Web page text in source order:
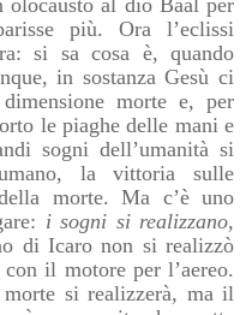
più. Ora l’eclissi
si sa cosa è, quando
in sostanza Gesù ci
morte e, per
le piaghe delle mani e
sogni dell’umanità si
la vittoria sulle
morte. Ma c’è uno
i sogni si realizzano,
di Icaro non si realizzò
il motore per l’aereo.
si realizzerà, ma il